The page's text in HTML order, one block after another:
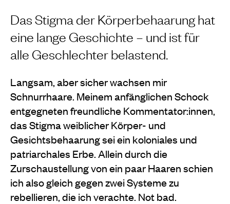
Das Stigma der Körperbehaarung hat
eine lange Geschichte – und ist für
alle Geschlechter belastend.
Langsam, aber sicher wachsen mir
Schnurrhaare. Meinem anfänglichen Schock
entgegneten freundliche Kommentator:innen,
das Stigma weiblicher Körper- und
Gesichtsbehaarung sei ein koloniales und
patriarchales Erbe. Allein durch die
Zurschaustellung von ein paar Haaren schien
ich also gleich gegen zwei Systeme zu
rebellieren, die ich verachte. Not bad.